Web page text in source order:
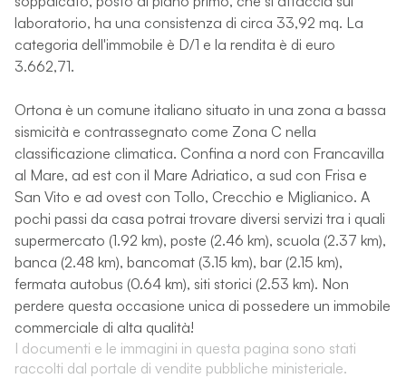
laboratorio, ha una consistenza di circa 33,92 mq. La
categoria dell'immobile è D/1 e la rendita è di euro
3.662,71.
Ortona è un comune italiano situato in una zona a bassa
sismicità e contrassegnato come Zona C nella
classificazione climatica. Confina a nord con Francavilla
al Mare, ad est con il Mare Adriatico, a sud con Frisa e
San Vito e ad ovest con Tollo, Crecchio e Miglianico. A
pochi passi da casa potrai trovare diversi servizi tra i quali
supermercato (1.92 km), poste (2.46 km), scuola (2.37 km),
banca (2.48 km), bancomat (3.15 km), bar (2.15 km),
fermata autobus (0.64 km), siti storici (2.53 km). Non
perdere questa occasione unica di possedere un immobile
commerciale di alta qualità!
I documenti e le immagini in questa pagina sono stati
raccolti dal portale di vendite pubbliche ministeriale.